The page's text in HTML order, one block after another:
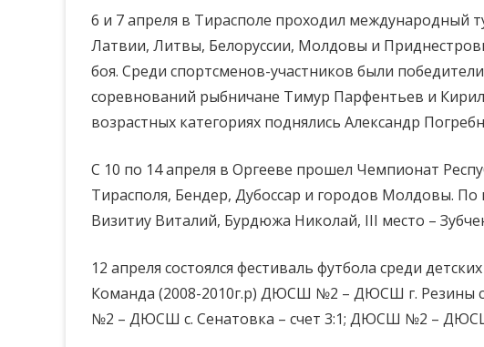
6 и 7 апреля в Тирасполе проходил международный
Латвии, Литвы, Белоруссии, Молдовы и
боя. Среди спортсменов-участников были
соревнований рыбничане Тимур Парфентьев и
возрастных категориях поднялись Александр
С 10 по 14 апреля в Оргееве прошел Чемпионат
Тирасполя, Бендер, Дубоссар и городов Молдовы.
Визитиу Виталий, Бурдюжа Николай, III место –
12 апреля состоялся фестиваль футбола среди
Команда (2008-2010г.р) ДЮСШ №2 – ДЮСШ г. Резины
№2 – ДЮСШ с. Сенатовка – счет 3:1; ДЮСШ №2 –